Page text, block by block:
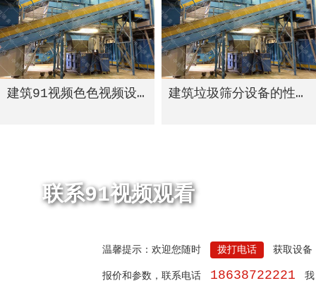
建筑91视频色色视频设备的可循环经济模式
建筑垃圾筛分设备的性能
联系91视频观看
温馨提示：欢迎您随时 拨打电话 获取设备
报价和参数，联系电话 18638722221